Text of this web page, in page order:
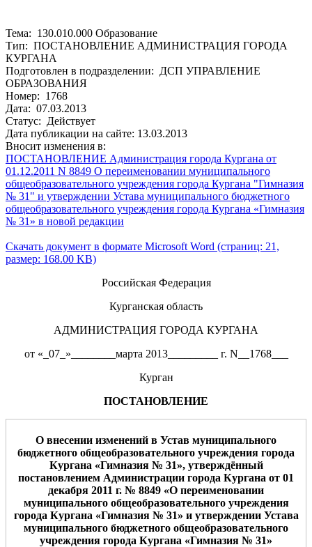
Тема: 130.010.000 Образование
Тип: ПОСТАНОВЛЕНИЕ АДМИНИСТРАЦИЯ ГОРОДА
КУРГАНА
Подготовлен в подразделении: ДСП УПРАВЛЕНИЕ
ОБРАЗОВАНИЯ
Номер: 1768
Дата: 07.03.2013
Статус: Действует
Дата публикации на сайте: 13.03.2013
Вносит изменения в:
ПОСТАНОВЛЕНИЕ Администрация города Кургана от
01.12.2011 N 8849 О переименовании муниципального
общеобразовательного учреждения города Кургана "Гимназия
№ 31" и утверждении Устава муниципального бюджетного
общеобразовательного учреждения города Кургана «Гимназия
№ 31» в новой редакции
Скачать документ в формате Microsoft Word (страниц: 21,
размер: 168.00 KB)
Российская Федерация
Курганская область
АДМИНИСТРАЦИЯ ГОРОДА КУРГАНА
от «_07_»________марта 2013_________ г. N__1768___
Курган
ПОСТАНОВЛЕНИЕ
О внесении изменений в Устав муниципального
бюджетного общеобразовательного учреждения города
Кургана «Гимназия№ 31», утверждённый
постановлением Администрации города Кургана от 01
декабря 2011 г. № 8849 «О переименовании
муниципального общеобразовательного учреждения
города Кургана «Гимназия № 31» и утверждении Устава
муниципального бюджетного общеобразовательного
учреждения города Кургана «Гимназия № 31»